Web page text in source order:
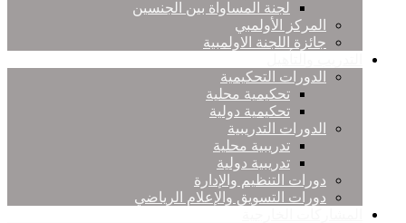
لجنة المساواة بين الجنسين
المركز الأولمبي
جائزة اللجنة الاولمبية
الدورات التحكيمية
تحكيمية محلية
تحكيمية دولية
الدورات التدريبية
تدريبية محلية
تدريبية دولية
دورات التنظيم والإدارة
دورات التسويق والإعلام الرياضي